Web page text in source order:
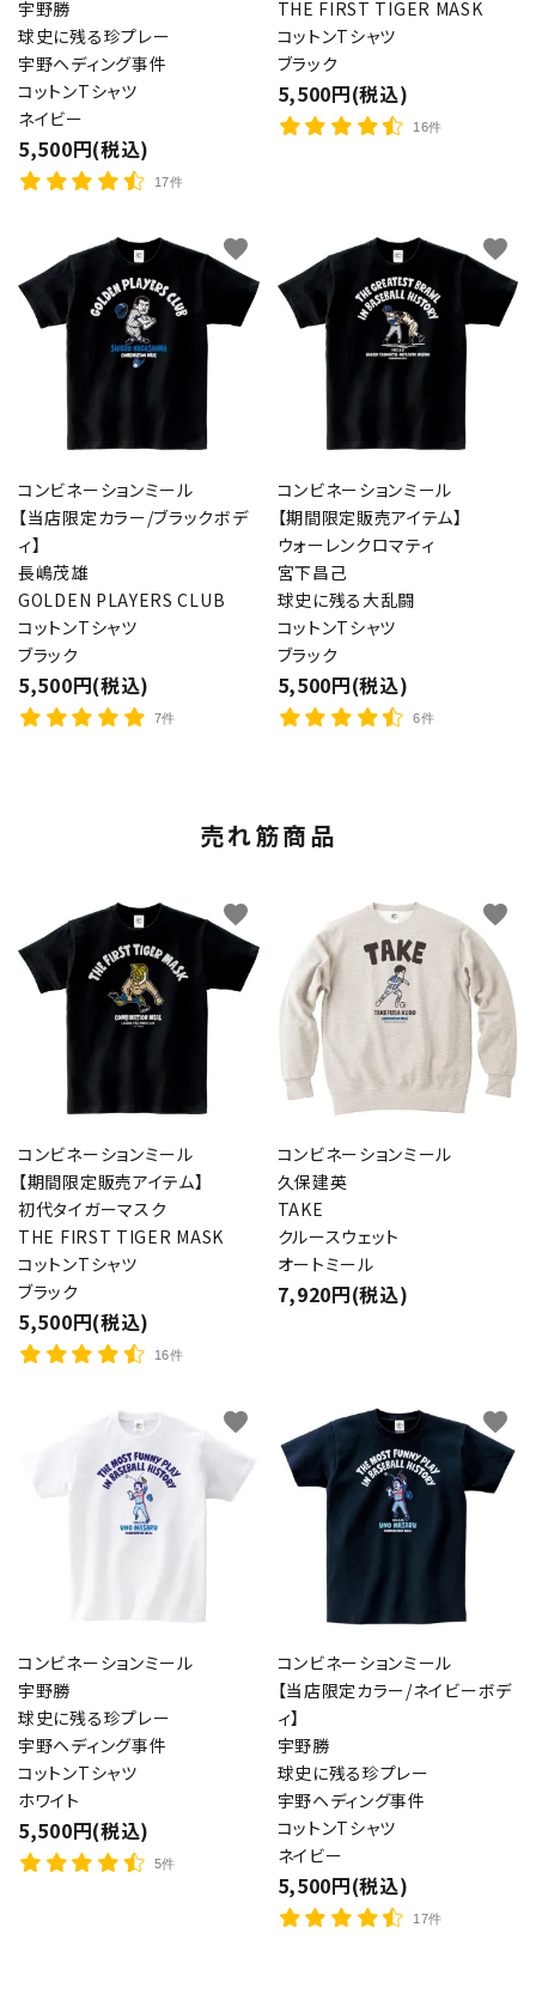
宇野勝
球史に残る珍プレー
宇野ヘディング事件
コットンTシャツ
ネイビー
5,500円(税込)
17件
THE FIRST TIGER MASK
コットンTシャツ
ブラック
5,500円(税込)
16件
コンビネーションミール
【当店限定カラー/ブラックボデ
ィ】
長嶋茂雄
GOLDEN PLAYERS CLUB
コットンTシャツ
ブラック
5,500円(税込)
7件
favorite
コンビネーションミール
【期間限定販売アイテム】
ウォーレンクロマティ
宮下昌己
球史に残る大乱闘
コットンTシャツ
ブラック
5,500円(税込)
6件
favorite
売れ筋商品
コンビネーションミール
【期間限定販売アイテム】
初代タイガーマスク
THE FIRST TIGER MASK
コットンTシャツ
ブラック
5,500円(税込)
16件
favorite
コンビネーションミール
久保建英
TAKE
クルースウェット
オートミール
7,920円(税込)
favorite
コンビネーションミール
宇野勝
球史に残る珍プレー
宇野ヘディング事件
コットンTシャツ
ホワイト
5,500円(税込)
5件
favorite
コンビネーションミール
【当店限定カラー/ネイビーボデ
ィ】
宇野勝
球史に残る珍プレー
宇野ヘディング事件
コットンTシャツ
ネイビー
5,500円(税込)
17件
favorite